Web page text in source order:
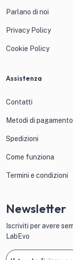
Parlano di noi
Privacy Policy
Cookie Policy
Assistenza
Contatti
Metodi di pagamento
Spedizioni
Come funziona
Termini e condizioni
Newsletter
Iscriviti per avere
LabEvo
Email